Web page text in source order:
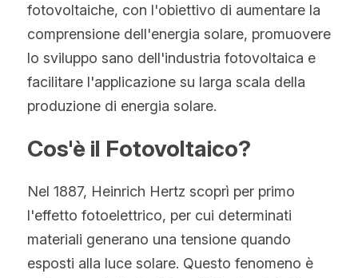
Rumeno
Polacco
Svezia
Russo
Arabo
fotovoltaiche, con l'obiettivo di aumentare la
comprensione dell'energia solare, promuovere
lo sviluppo sano dell'industria fotovoltaica e
facilitare l'applicazione su larga scala della
produzione di energia solare.
Cos'è il Fotovoltaico?
Nel 1887, Heinrich Hertz scoprì per primo
l'effetto fotoelettrico, per cui determinati
materiali generano una tensione quando
esposti alla luce solare. Questo fenomeno è